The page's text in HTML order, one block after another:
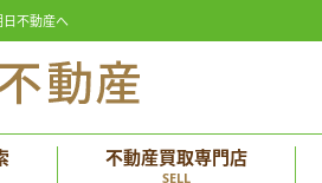
不動産へ
不動産買取専門店
SELL